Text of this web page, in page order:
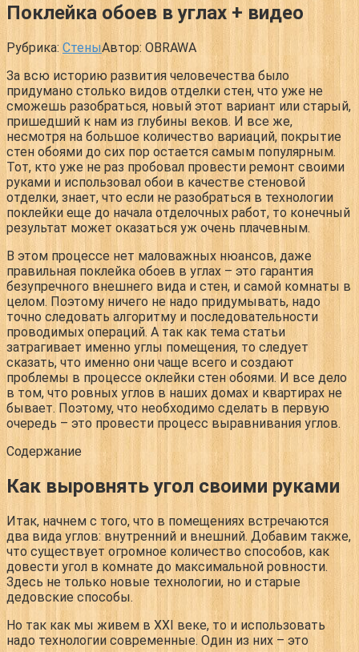
Поклейка обоев в углах + видео
Рубрика: СтеныАвтор: OBRAWA
За всю историю развития человечества было
придумано столько видов отделки стен, что уже не
сможешь разобраться, новый этот вариант или старый,
пришедший к нам из глубины веков. И все же,
несмотря на большое количество вариаций, покрытие
стен обоями до сих пор остается самым популярным.
Тот, кто уже не раз пробовал провести ремонт своими
руками и использовал обои в качестве стеновой
отделки, знает, что если не разобраться в технологии
поклейки еще до начала отделочных работ, то конечный
результат может оказаться уж очень плачевным.
В этом процессе нет маловажных нюансов, даже
правильная поклейка обоев в углах – это гарантия
безупречного внешнего вида и стен, и самой комнаты в
целом. Поэтому ничего не надо придумывать, надо
точно следовать алгоритму и последовательности
проводимых операций. А так как тема статьи
затрагивает именно углы помещения, то следует
сказать, что именно они чаще всего и создают
проблемы в процессе оклейки стен обоями. И все дело
в том, что ровных углов в наших домах и квартирах не
бывает. Поэтому, что необходимо сделать в первую
очередь – это провести процесс выравнивания углов.
Содержание
Как выровнять угол своими руками
Итак, начнем с того, что в помещениях встречаются
два вида углов: внутренний и внешний. Добавим также,
что существует огромное количество способов, как
довести угол в комнате до максимальной ровности.
Здесь не только новые технологии, но и старые
дедовские способы.
Но так как мы живем в XXI веке, то и использовать
надо технологии современные. Один из них – это